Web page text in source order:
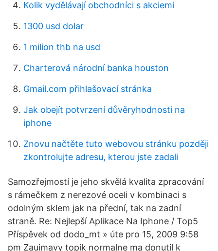
Kolik vydělávají obchodníci s akciemi
1300 usd dolar
1 milion thb na usd
Charterová národní banka houston
Gmail.com přihlašovací stránka
Jak obejít potvrzení důvěryhodnosti na
iphone
Znovu načtěte tuto webovou stránku později
zkontrolujte adresu, kterou jste zadali
Samozřejmostí je jeho skvělá kvalita zpracování
s rámečkem z nerezové oceli v kombinaci s
odolným sklem jak na přední, tak na zadní
straně. Re: Nejlepší Aplikace Na Iphone / Top5
Příspěvek od dodo_mt » úte pro 15, 2009 9:58
pm Zauimavy topik normalne ma donutil k